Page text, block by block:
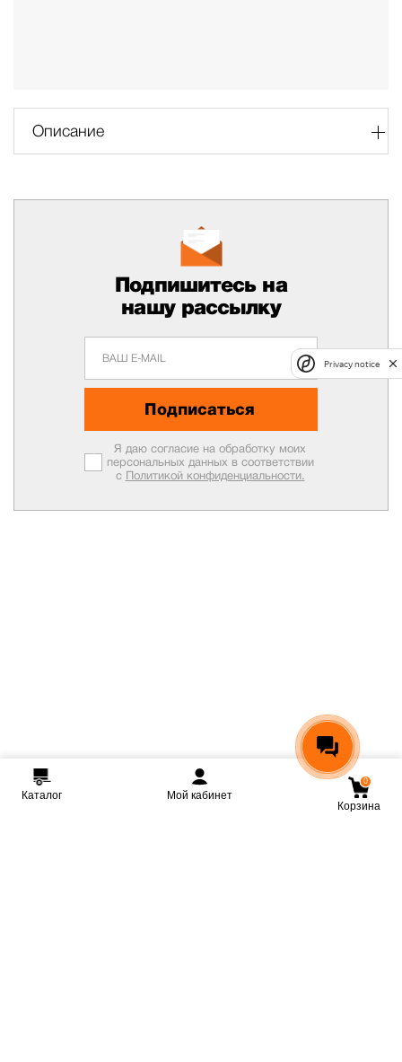
Описание
Подпишитесь на
нашу рассылку
Подписаться
Я даю согласие на обработку моих
персональных данных в соответствии
с Политикой конфиденциальности.
Каталог Мой кабинет
0
Корзина
Privacy notice